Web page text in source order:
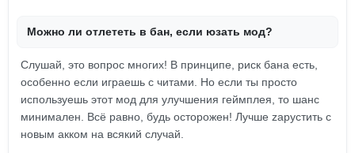
Можно ли отлететь в бан, если юзать мод?
Слушай, это вопрос многих! В принципе, риск бана есть,
особенно если играешь с читами. Но если ты просто
используешь этот мод для улучшения геймплея, то шанс
минимален. Всё равно, будь осторожен! Лучше zapустить с
новым акком на всякий случай.